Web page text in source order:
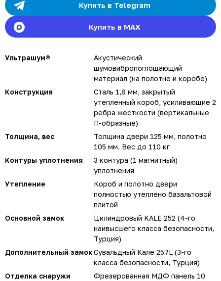
Купить в Telegram
Купить в MAX
Ультрашум®
Акустический
шумовибропоглощающий
материал (на полотне и коробе)
Конструкция
Сталь 1,8 мм, закрытый
утепленный короб, усиливающие 2
ребра жесткости (вертикальные
П-образные)
Толщина, вес
Толщина двери 125 мм, полотно
105 мм. Вес до 110 кг
Контуры уплотнения
3 контура (1 магнитный)
уплотнения
Утепление
Короб и полотно двери
полностью утеплено базальтовой
плитой
Основной замок
Цилиндровый KALE 252 (4-го
наивысшего класса безопасности,
Турция)
Дополнительный замокСувальдный Кале 257L (3-го
класса безопасности, Турция)
Отделка снаружи
Фрезерованная МДФ панель 10